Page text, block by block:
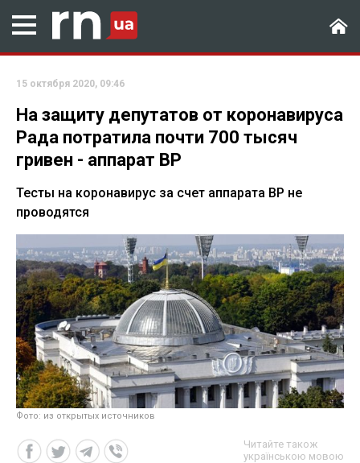
15 октября 2020, 09:46
На защиту депутатов от коронавируса
Рада потратила почти 700 тысяч
гривен - аппарат ВР
Тесты на коронавирус за счет аппарата ВР не
проводятся
Фото: из открытых источников
Читайте також
українською мовою